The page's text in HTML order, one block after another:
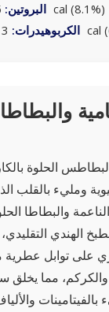
البروتين: 15 cal (8.1%)
الكربوهيدرات: 113
الحلوة
ومليء بالقلب
والبطاطا
الهندي
على توابل عطرية
والكركم، مما يخلق
بالفيتامينات